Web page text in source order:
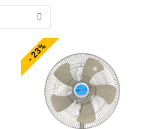
- 23%